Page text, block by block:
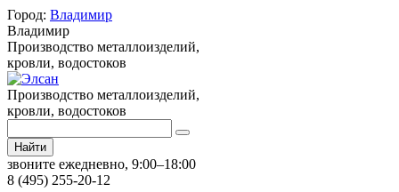
Город: Владимир
Владимир
Производство металлоизделий,
кровли, водостоков
Производство металлоизделий,
кровли, водостоков
Найти
звоните ежедневно, 9:00–18:00
8 (495) 255-20-12